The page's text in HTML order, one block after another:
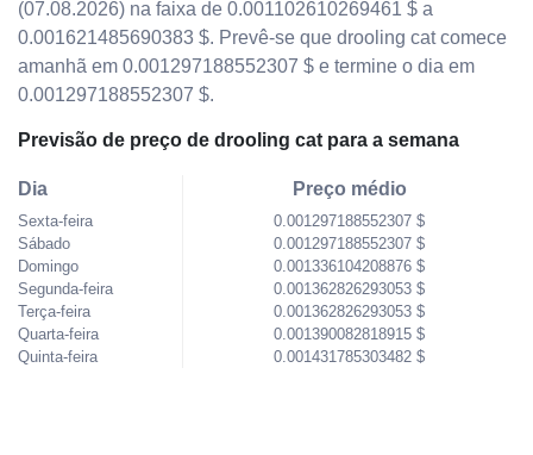
(07.08.2026) na faixa de 0.001102610269461 $ a
0.001621485690383 $. Prevê-se que drooling cat comece
amanhã em 0.001297188552307 $ e termine o dia em
0.001297188552307 $.
Previsão de preço de drooling cat para a semana
Dia
Sexta-feira
Sábado
Domingo
Segunda-feira
Terça-feira
Quarta-feira
Quinta-feira
Preço médio
0.001297188552307 $
0.001297188552307 $
0.001336104208876 $
0.001362826293053 $
0.001362826293053 $
0.001390082818915 $
0.001431785303482 $